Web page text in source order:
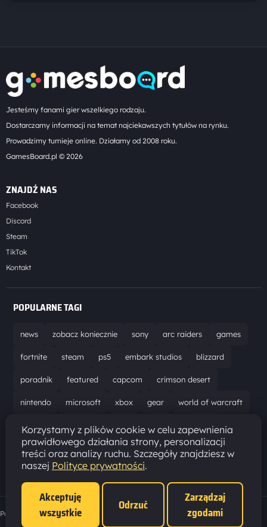
Jesteśmy fanami gier wszelkiego rodzaju.
Dostarczamy informacji na temat najciekawszych tytułów na rynku.
Prowadzimy turnieje online. Działamy od 2008 roku.
GamesBoard.pl © 2026
ZNAJDŹ NAS
Facebook
Discord
Steam
TikTok
Kontakt
POPULARNE TAGI
news zobacz koniecznie sony arc raiders games
fortnite steam ps5 embark studios blizzard
poradnik featured capcom crimson desert
nintendo microsoft xbox gear world of warcraft
solucja marathon ubisoft bungie recenzja
resident evil requiem gaming aktualizacja pc
epic games hytale
Polityka prywatności ·
Korzystamy z plików cookie w celu zapewnienia
prawidłowego działania strony, personalizacji
treści oraz analizy ruchu. Szczegóły znajdziesz w
naszej Polityce prywatności.
Akceptuję
wszystkie
Odrzuć
Zarządzaj
zgodami